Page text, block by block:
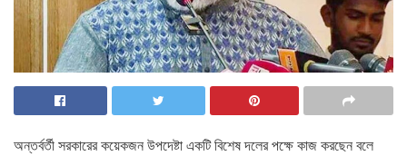
অন্তর্বর্তী সরকারের কয়েকজন উপদেষ্টা একটি বিশেষ দলের পক্ষে কাজ করছেন বলে